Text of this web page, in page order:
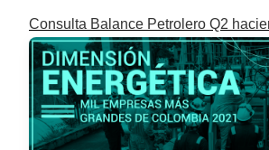
Consulta Balance Petrolero Q2